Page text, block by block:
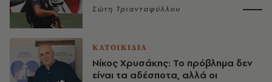
Σώτη Τριανταφύλλου
ΚΑΤΟΙΚΙΔΙΑ
Νίκος Χρυσάκης: Το πρόβλημα δεν
είναι τα αδέσποτα, αλλά οι